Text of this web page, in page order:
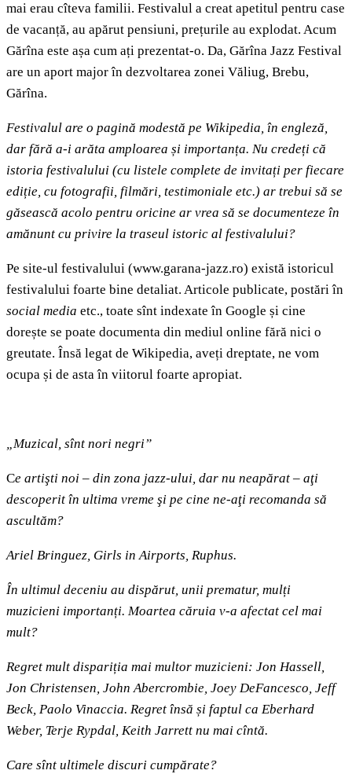
mai erau cîteva familii. Festivalul a creat apetitul pentru case
de vacanță, au apărut pensiuni, prețurile au explodat. Acum
Gărîna este așa cum ați prezentat-o. Da, Gărîna Jazz Festival
are un aport major în dezvoltarea zonei Văliug, Brebu,
Gărîna.
Festivalul are o pagină modestă pe Wikipedia, în engleză,
dar fără a-i arăta amploarea și importanța. Nu credeți că
istoria festivalului (cu listele complete de invitați per fiecare
ediție, cu fotografii, filmări, testimoniale etc.) ar trebui să se
găsească acolo pentru oricine ar vrea să se documenteze în
amănunt cu privire la traseul istoric al festivalului?
Pe site-ul festivalului (www.garana-jazz.ro) există istoricul
festivalului foarte bine detaliat. Articole publicate, postări în
social media etc., toate sînt indexate în Google și cine
dorește se poate documenta din mediul online fără nici o
greutate. Însă legat de Wikipedia, aveți dreptate, ne vom
ocupa și de asta în viitorul foarte apropiat.
„Muzical, sînt nori negri”
Ce artişti noi – din zona jazz-ului, dar nu neapărat – aţi
descoperit în ultima vreme şi pe cine ne-aţi recomanda să
ascultăm?
Ariel Bringuez, Girls in Airports, Ruphus.
În ultimul deceniu au dispărut, unii prematur, mulți
muzicieni importanți. Moartea căruia v-a afectat cel mai
mult?
Regret mult dispariția mai multor muzicieni: Jon Hassell,
Jon Christensen, John Abercrombie, Joey DeFancesco, Jeff
Beck, Paolo Vinaccia. Regret însă și faptul ca Eberhard
Weber, Terje Rypdal, Keith Jarrett nu mai cîntă.
Care sînt ultimele discuri cumpărate?